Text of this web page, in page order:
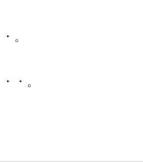
。
・。